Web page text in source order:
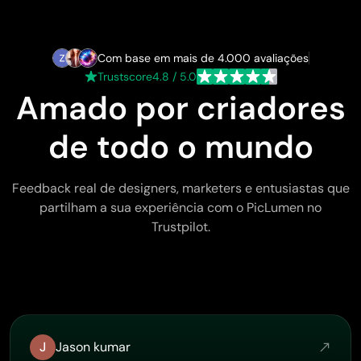
Com base em mais de 4.000 avaliações
Trustscore4.8 / 5.0
Amado por criadores
de todo o mundo
Feedback real de designers, marketers e entusiastas que
partilham a sua experiência com o PicLumen no
Trustpilot.
J Jason kumar